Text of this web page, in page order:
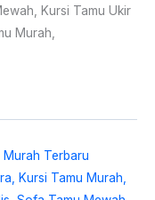
Kursi Tamu Ukir
Murah,